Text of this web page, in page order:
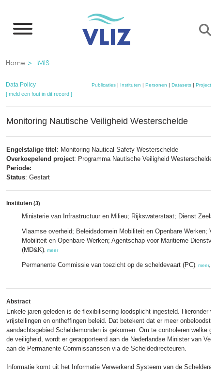
naar
inhoud
gaan
Kruimelpad
Home IMIS
Data Policy Publicaties | Instituten | Personen | Datasets | Projecten
[ meld een fout in dit record ]
Monitoring Nautische Veiligheid Westerschelde
Engelstalige titel : Monitoring Nautical Safety Westerschelde
Overkoepelend project: Programma Nautische Veiligheid Westerschelde,
Periode:
Status: Gestart
Instituten (3)
Ministerie van Infrastructuur en Milieu; Rijkswaterstaat; Dienst
Vlaamse overheid; Beleidsdomein Mobiliteit en Openbare Werken;
Mobiliteit en Openbare Werken; Agentschap voor Maritieme
(MD&K) meer
Permanente Commissie van toezicht op de scheldevaart (PC) meer,
Abstract
Enkele jaren geleden is de flexibilisering loodsplicht ingesteld. Hieronder
vrijstellingen en ontheffingen beleid. Dat betekent dat er meer onbeloodste
aandachtsgebied Scheldemonden is gekomen. Om te controleren welke
de veiligheid, wordt er gerapporteerd aan de Nederlandse Minister van
aan de Permanente Commissarissen via de Scheldedirecteuren.
Informatie komt uit het Informatie Verwerkend Systeem van de